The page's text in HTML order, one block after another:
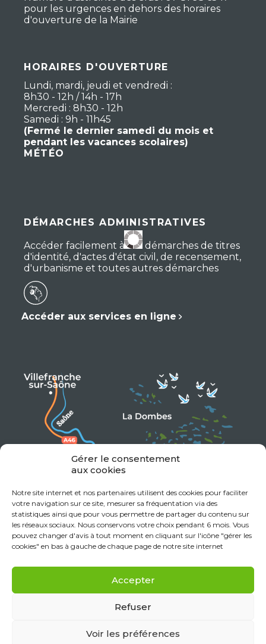
Gérer le consentement
aux cookies
Notre site internet et nos partenaires utilisent des cookies pour faciliter
votre navigation sur ce site, mesurer sa fréquentation via des
statistiques ainsi que pour vous permettre de partager du contenu sur
les réseaux sociaux. Nous conservons votre choix pendant 6 mois. Vous
pouvez changer d'avis à tout moment en cliquant sur l'icône "gérer les
cookies" en bas à gauche de chaque page de notre site internet
Accepter
Refuser
Voir les préférences
pour les urgences en dehors des horaires
d'ouverture de la Mairie
HORAIRES D'OUVERTURE
Lundi, mardi, jeudi et vendredi :
8h30 - 12h / 14h - 17h
Mercredi : 8h30 - 12h
Samedi : 9h - 11h45
(Fermé le dernier samedi du mois et
pendant les vacances scolaires)
MÉTÉO
DÉMARCHES ADMINISTRATIVES
Accéder facilement à vos démarches de titres
d'identité, d'actes d'état civil, de recensement,
d'urbanisme et toutes autres démarches
Accéder aux services en ligne
Mentions Légales
Données personnelles